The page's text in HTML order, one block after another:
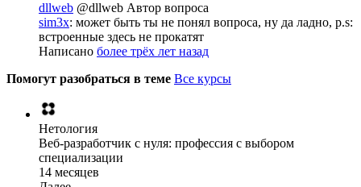
dllweb @dllweb Автор вопроса
sim3x: может быть ты не понял вопроса, ну да ладно, p.s:
встроенные здесь не прокатят
Написано более трёх лет назад
Помогут разобраться в теме Все курсы
Нетология
Веб-разработчик с нуля: профессия с выбором
специализации
14 месяцев